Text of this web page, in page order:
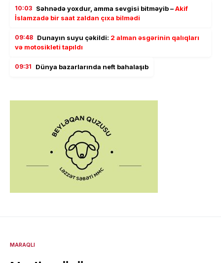
10:03 Səhnədə yoxdur, amma sevgisi bitməyib –Akif
İslamzadə bir saat zaldan çıxa bilmədi
09:48 Dunayın suyu çəkildi: 2 alman əsgərinin qalıqları
və motosikleti tapıldı
09:31 Dünya bazarlarında neft bahalaşıb
MARAQLI